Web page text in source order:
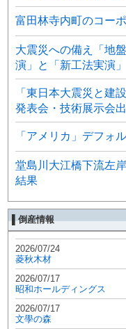
富田林寺内町のコー
大震災への備え「地
演」と「新工法実演」
「東日本大震災と建
発表会・技術展示会
「アメリカ」デフォ
堂島川大江橋下流左
結果
▌倒産情報
2026/07/24
菱秋木材
2026/07/17
昭和ホールディングス
2026/07/17
文學の森